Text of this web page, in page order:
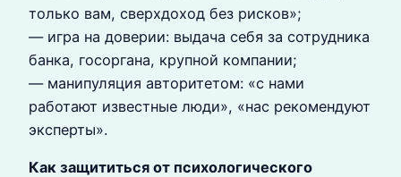
только вам, сверхдоход без рисков»;
— игра на доверии: выдача себя за сотрудника
банка, госоргана, крупной компании;
— манипуляция авторитетом: «с нами
работают известные люди», «нас рекомендуют
эксперты».
Как защититься от психологического